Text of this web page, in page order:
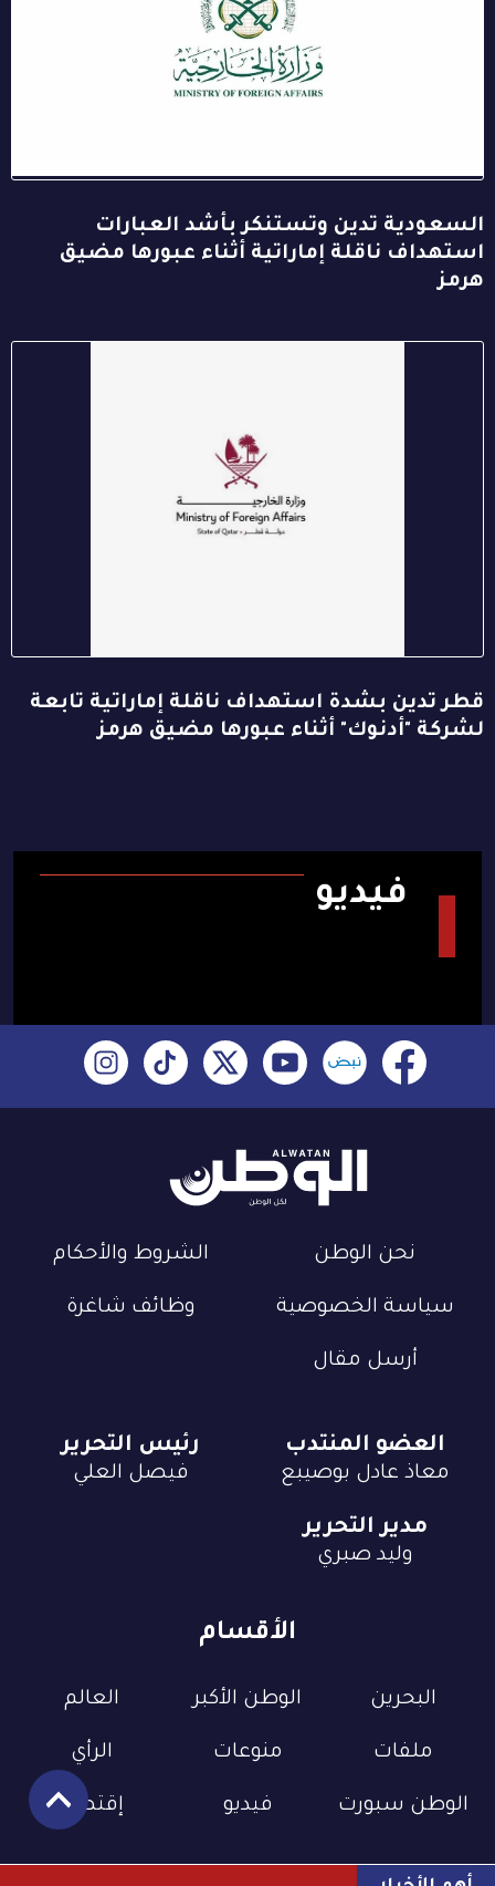
السعودية تدين وتستنكر بأشد العبارات
استهداف ناقلة إماراتية أثناء عبورها مضيق
هرمز
قطر تدين بشدة استهداف ناقلة إماراتية تابعة
لشركة "أدنوك" أثناء عبورها مضيق هرمز
فيديو
نحن الوطن الشروط والأحكام
سياسة الخصوصية وظائف شاغرة
أرسل مقال
الأقسام
البحرين الوطن الأكبر العالم
ملفات منوعات الرأي
الوطن سبورت فيديو إقتصاد
العضو المنتدب
معاذ عادل بوصيبع
رئيس التحرير
فيصل العلي
مدير التحرير
وليد صبري